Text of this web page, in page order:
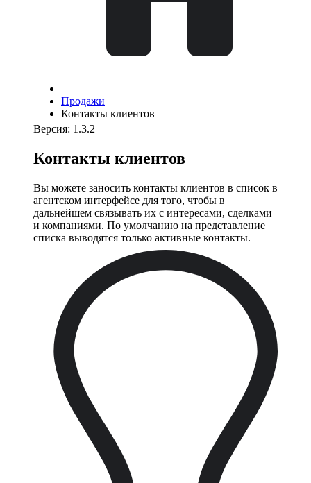
Продажи
Контакты клиентов
Версия: 1.3.2
Контакты клиентов
Вы можете заносить контакты клиентов в список в
агентском интерфейсе для того, чтобы в
дальнейшем связывать их с интересами, сделками
и компаниями. По умолчанию на представление
списка выводятся только активные контакты.